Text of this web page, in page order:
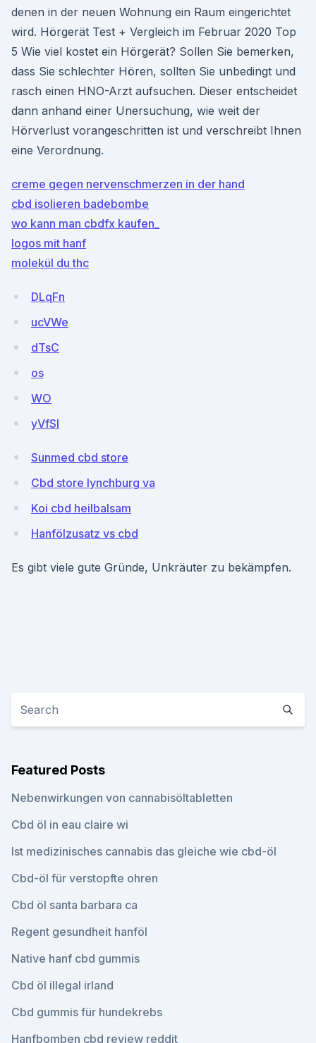
denen in der neuen Wohnung ein Raum eingerichtet
wird. Hörgerät Test + Vergleich im Februar 2020 Top
5 Wie viel kostet ein Hörgerät? Sollen Sie bemerken,
dass Sie schlechter Hören, sollten Sie unbedingt und
rasch einen HNO-Arzt aufsuchen. Dieser entscheidet
dann anhand einer Unersuchung, wie weit der
Hörverlust vorangeschritten ist und verschreibt Ihnen
eine Verordnung.
creme gegen nervenschmerzen in der hand
cbd isolieren badebombe
wo kann man cbdfx kaufen_
logos mit hanf
molekül du thc
DLqFn
ucVWe
dTsC
os
WO
yVfSI
Sunmed cbd store
Cbd store lynchburg va
Koi cbd heilbalsam
Hanfölzusatz vs cbd
Es gibt viele gute Gründe, Unkräuter zu bekämpfen.
Featured Posts
Nebenwirkungen von cannabisöltabletten
Cbd öl in eau claire wi
Ist medizinisches cannabis das gleiche wie cbd-öl
Cbd-öl für verstopfte ohren
Cbd öl santa barbara ca
Regent gesundheit hanföl
Native hanf cbd gummis
Cbd öl illegal irland
Cbd gummis für hundekrebs
Hanfbomben cbd review reddit